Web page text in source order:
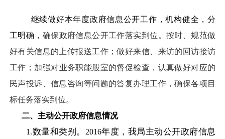
继续做好本年度政府信息公开工作，机构健全，分
工明确， 确保政府信息公开工作落实到位。按时、规范做
好有关信息的上传报送工作；做好来信、来访的回访接访
工作； 加强对业务职能股室的督促检查，认真做好对应的
民声投诉、信息咨询等问题的答复办理工作，确保各项目
标任务落实到位。
二、主动公开政府信息情况
1.数量和类别。 2016年度，我局主动公开政府信息